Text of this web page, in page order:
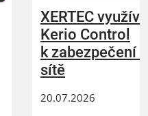
XERTEC
Kerio Control
k zabezpečení
sítě
20.07.2026